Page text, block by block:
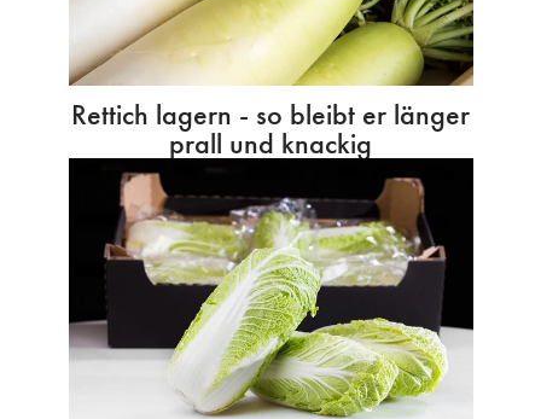
Rettich lagern - so bleibt er länger
prall und knackig